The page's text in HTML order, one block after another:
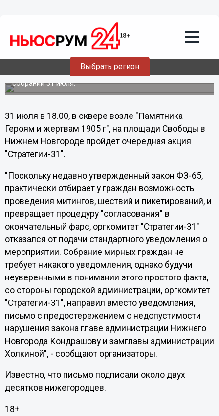
Выбрать регион
Оргкомитет "Стратегии-31" направил в
нижегородскую администрацию
предупреждение
В нем организаторы очередной акции "Стратегии-31"
пишут о недопустимости нарушения закона на мирном
собрании 31 июля.
31 июля в 18.00, в сквере возле "Памятника
Героям и жертвам 1905 г", на площади Свободы в
Нижнем Новгороде пройдет очередная акция
"Стратегии-31".
"Поскольку недавно утвержденный закон ФЗ-65,
практически отбирает у граждан возможность
проведения митингов, шествий и пикетирований, и
превращает процедуру "согласования" в
окончательный фарс, оргкомитет "Стратегии-31"
отказался от подачи стандартного уведомления о
мероприятии. Собрание мирных граждан не
требует никакого уведомления, однако будучи
неуверенными в понимании этого простого факта,
со стороны городской администрации, оргкомитет
"Стратегии-31", направил вместо уведомления,
письмо с предостережением о недопустимости
нарушения закона главе администрации Нижнего
Новгорода Кондрашову и замглавы администрации
Холкиной", - сообщают организаторы.
Известно, что письмо подписали около двух
десятков нижегородцев.
18+